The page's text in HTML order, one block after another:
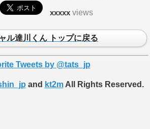
xxxxx views
ル達川くん トップに戻る
Tweets by @tats_jp
and kt2mAll Rights Reserved.